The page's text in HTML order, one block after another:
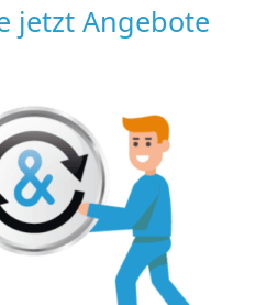
jetzt Angebote